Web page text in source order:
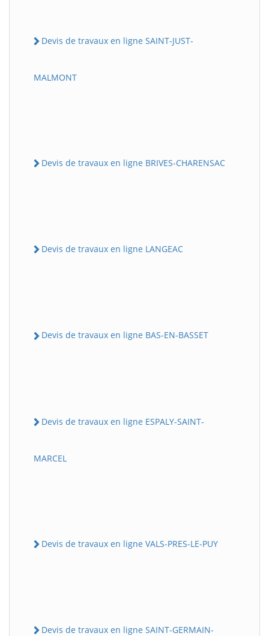
Devis de travaux en ligne SAINT-JUST-
MALMONT
Devis de travaux en ligne BRIVES-CHARENSAC
Devis de travaux en ligne LANGEAC
Devis de travaux en ligne BAS-EN-BASSET
Devis de travaux en ligne ESPALY-SAINT-
MARCEL
Devis de travaux en ligne VALS-PRES-LE-PUY
Devis de travaux en ligne SAINT-GERMAIN-